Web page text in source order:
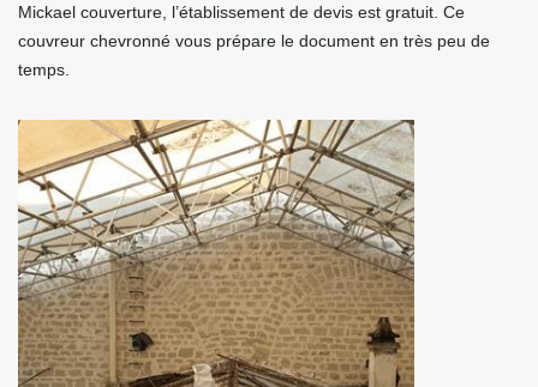
Mickael couverture, l’établissement de devis est gratuit. Ce
couvreur chevronné vous prépare le document en très peu de
temps.